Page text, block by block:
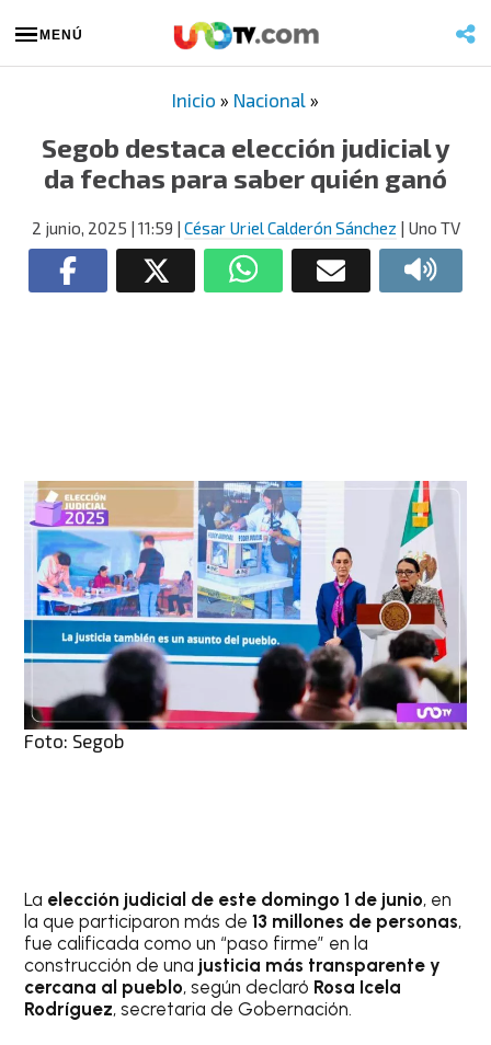
MENÚ
Inicio » Nacional »
Segob destaca elección judicial y
da fechas para saber quién ganó
2 junio, 2025 | 11:59 | César Uriel Calderón Sánchez | Uno TV
Foto: Segob
La elección judicial de este domingo 1 de junio, en
la que participaron más de13 millones de personas,
fue calificada como un “paso firme” en la
construcción de una justicia más transparente y
cercana al pueblo, según declaró Rosa Icela
Rodríguez, secretaria de Gobernación.